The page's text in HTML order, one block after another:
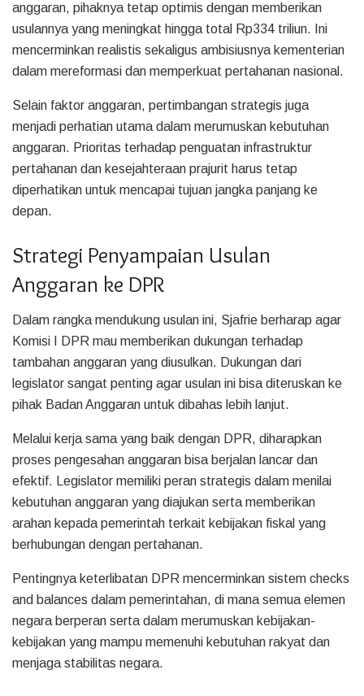
anggaran, pihaknya tetap optimis dengan memberikan
usulannya yang meningkat hingga total Rp334 triliun. Ini
mencerminkan realistis sekaligus ambisiusnya kementerian
dalam mereformasi dan memperkuat pertahanan nasional.
Selain faktor anggaran, pertimbangan strategis juga
menjadi perhatian utama dalam merumuskan kebutuhan
anggaran. Prioritas terhadap penguatan infrastruktur
pertahanan dan kesejahteraan prajurit harus tetap
diperhatikan untuk mencapai tujuan jangka panjang ke
depan.
Strategi Penyampaian Usulan
Anggaran ke DPR
Dalam rangka mendukung usulan ini, Sjafrie berharap agar
Komisi I DPR mau memberikan dukungan terhadap
tambahan anggaran yang diusulkan. Dukungan dari
legislator sangat penting agar usulan ini bisa diteruskan ke
pihak Badan Anggaran untuk dibahas lebih lanjut.
Melalui kerja sama yang baik dengan DPR, diharapkan
proses pengesahan anggaran bisa berjalan lancar dan
efektif. Legislator memiliki peran strategis dalam menilai
kebutuhan anggaran yang diajukan serta memberikan
arahan kepada pemerintah terkait kebijakan fiskal yang
berhubungan dengan pertahanan.
Pentingnya keterlibatan DPR mencerminkan sistem checks
and balances dalam pemerintahan, di mana semua elemen
negara berperan serta dalam merumuskan kebijakan-
kebijakan yang mampu memenuhi kebutuhan rakyat dan
menjaga stabilitas negara.